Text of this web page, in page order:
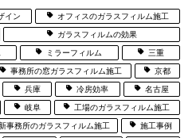
イン オフィスのガラスフィルム施工
ガラスフィルムの効果
ミラーフィルム 三重
事務所の窓ガラスフィルム施工 京都
兵庫 冷房効率 名古屋
岐阜 工場のガラスフィルム施工
事務所のガラスフィルム施工 施工事例